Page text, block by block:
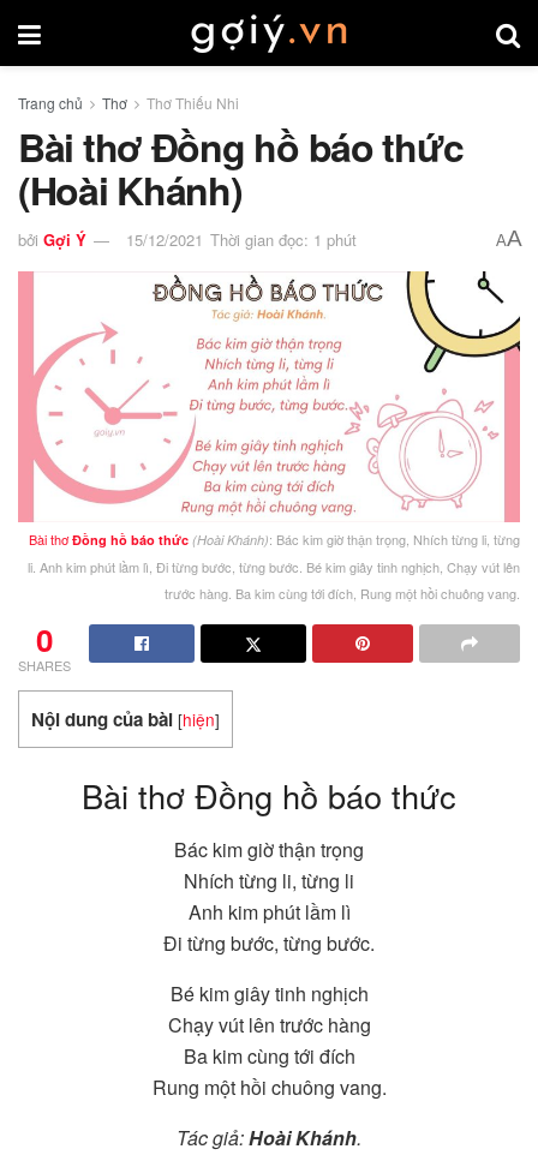
Trang chủ Thơ Thơ Thiếu Nhi
Bài thơ Đồng hồ báo thức
(Hoài Khánh)
bởi Gợi Ý 15/12/2021 Thời gian đọc: 1 phút AA
Bài thơĐồng hồ báo thức (Hoài Khánh): Bác kim giờ thận trọng, Nhích từng li, từng
li. Anh kim phút lầm lì, Đi từng bước, từng bước. Bé kim giây tinh nghịch, Chạy vút lên
trước hàng. Ba kim cùng tới đích, Rung một hồi chuông vang.
0
SHARES
Nội dung của bài [hiện]
Bài thơ Đồng hồ báo thức
Bác kim giờ thận trọng
Nhích từng li, từng li
Anh kim phút lầm lì
Đi từng bước, từng bước.
Bé kim giây tinh nghịch
Chạy vút lên trước hàng
Ba kim cùng tới đích
Rung một hồi chuông vang.
Tác giả:Hoài Khánh.